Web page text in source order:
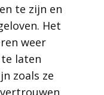
te zijn en
Het
weer
laten
zoals ze